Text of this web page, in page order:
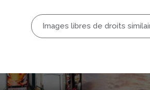
Images libres de droits